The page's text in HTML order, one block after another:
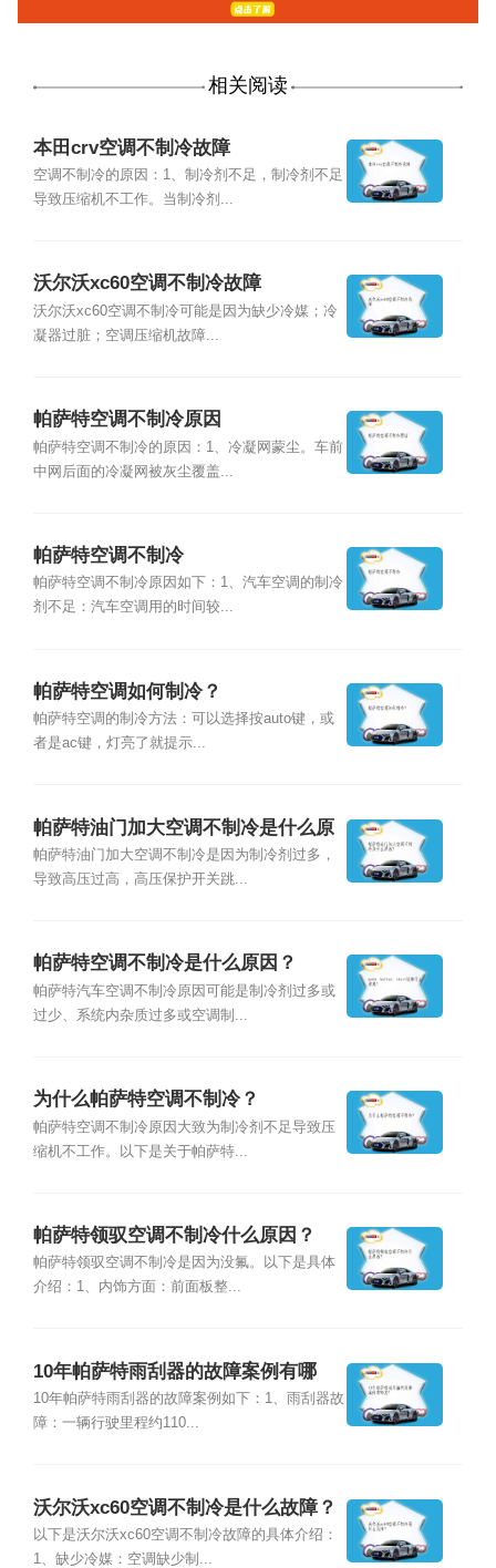
相关阅读
本田crv空调不制冷故障
空调不制冷的原因：1、制冷剂不足，制冷剂不足
导致压缩机不工作。当制冷剂...
沃尔沃xc60空调不制冷故障
沃尔沃xc60空调不制冷可能是因为缺少冷媒；冷
凝器过脏；空调压缩机故障...
帕萨特空调不制冷原因
帕萨特空调不制冷的原因：1、冷凝网蒙尘。车前
中网后面的冷凝网被灰尘覆盖...
帕萨特空调不制冷
帕萨特空调不制冷原因如下：1、汽车空调的制冷
剂不足：汽车空调用的时间较...
帕萨特空调如何制冷？
帕萨特空调的制冷方法：可以选择按auto键，或
者是ac键，灯亮了就提示...
帕萨特油门加大空调不制冷是什么原
因？
帕萨特油门加大空调不制冷是因为制冷剂过多，
导致高压过高，高压保护开关跳...
帕萨特空调不制冷是什么原因？
帕萨特汽车空调不制冷原因可能是制冷剂过多或
过少、系统内杂质过多或空调制...
为什么帕萨特空调不制冷？
帕萨特空调不制冷原因大致为制冷剂不足导致压
缩机不工作。以下是关于帕萨特...
帕萨特领驭空调不制冷什么原因？
帕萨特领驭空调不制冷是因为没氟。以下是具体
介绍：1、内饰方面：前面板整...
10年帕萨特雨刮器的故障案例有哪
些？
10年帕萨特雨刮器的故障案例如下：1、雨刮器故
障：一辆行驶里程约110...
沃尔沃xc60空调不制冷是什么故障？
以下是沃尔沃xc60空调不制冷故障的具体介绍：
1、缺少冷媒：空调缺少制...